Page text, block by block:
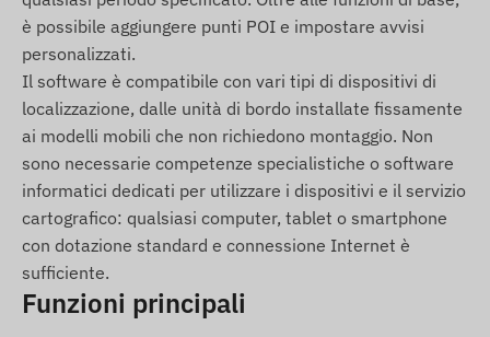
Cordino da collo
Cavo di ricarica USB
Manuale d'uso
Condizioni d'uso
Per il funzionamento del dispositivo è necessaria
una scheda nano SIM attiva con traffico voce e
dati, che deve essere fornita dall'utente. La
precisione della localizzazione può variare in base
alle condizioni ambientali (schermatura degli
edifici, conformazione del terreno). Per il corretto
è possibile aggiungere punti POI e impostare avvisi
personalizzati.
Il software è compatibile con vari tipi di dispositivi di
localizzazione, dalle unità di bordo installate fissamente
ai modelli mobili che non richiedono montaggio. Non
sono necessarie competenze specialistiche o software
informatici dedicati per utilizzare i dispositivi e il servizio
cartografico: qualsiasi computer, tablet o smartphone
con dotazione standard e connessione Internet è
sufficiente.
Funzioni principali